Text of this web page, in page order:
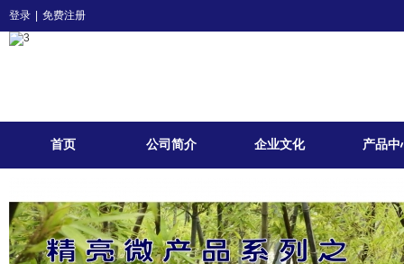
登录 免费注册
首页 公司简介 企业文化 产品中